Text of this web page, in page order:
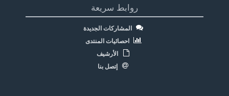
روابط سريعة
المشاركات الجديدة
احصائيات المنتدى
الأرشيف
إتصل بنا